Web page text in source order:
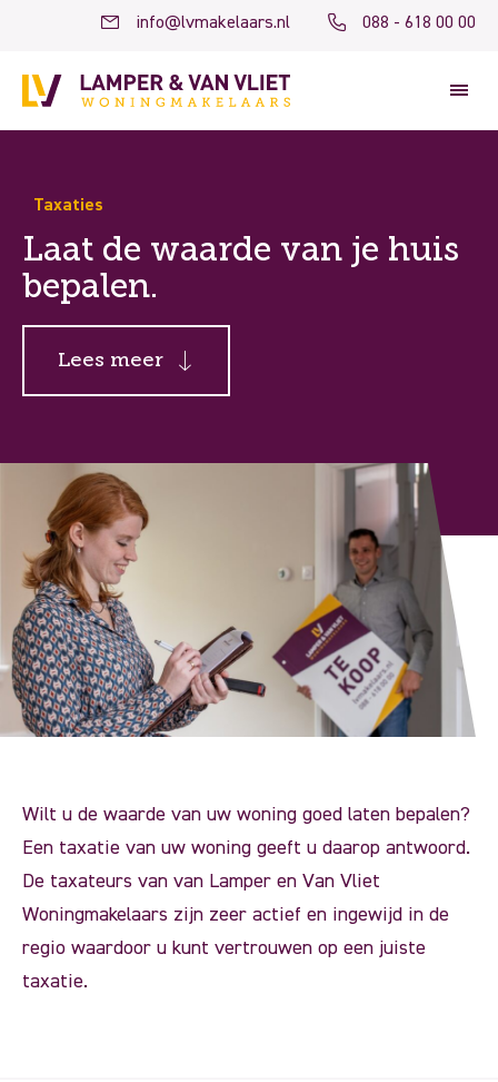
info@lvmakelaars.nl 088 - 618 00 00
Taxaties
Laat de waarde van je huis
bepalen.
Lees meer
Wilt u de waarde van uw woning goed laten bepalen?
Een taxatie van uw woning geeft u daarop antwoord.
De taxateurs van van Lamper en Van Vliet
Woningmakelaars zijn zeer actief en ingewijd in de
regio waardoor u kunt vertrouwen op een juiste
taxatie.